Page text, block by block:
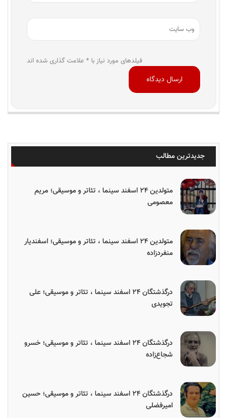
فیلدهای مورد نیاز با * علامت گذاری شده اند
جدیدترین مطالب
متولدین ۲۴ اسفند سینما ، تئاتر و موسیقی؛ مریم
معصومی
متولدین ۲۴ اسفند سینما ، تئاتر و موسیقی؛ اسفندیار
منفردزاده
درگذشتگان ۲۴ اسفند سینما ، تئاتر و موسیقی؛ علی
تجویدی
درگذشتگان ۲۴ اسفند سینما ، تئاتر و موسیقی؛ خسرو
شجاع‌زاده
درگذشتگان ۲۴ اسفند سینما ، تئاتر و موسیقی؛ حسین
امیرفضلی